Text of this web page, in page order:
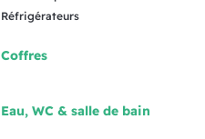
Réfrigérateurs
Coffres
Eau, WC & salle de bain